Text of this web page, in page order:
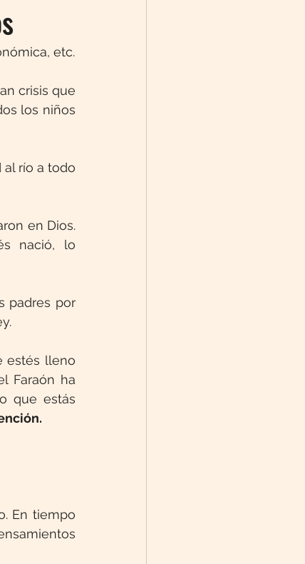
etc.
crisis que
los niños
al río a todo
en Dios.
nació, lo
padres por
estés lleno
Faraón ha
que estás
En tiempo